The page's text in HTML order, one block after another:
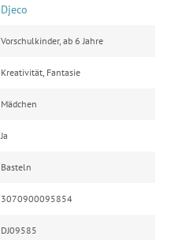
Djeco
Vorschulkinder, ab 6 Jahre
Kreativität, Fantasie
Mädchen
Ja
Basteln
3070900095854
DJ09585